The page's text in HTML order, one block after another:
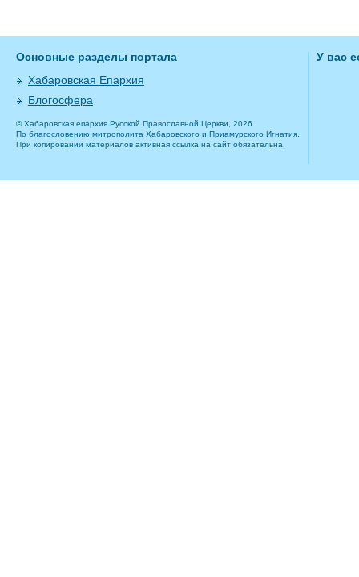
Основные разделы портала
Хабаровская Епархия
Блогосфера
© Хабаровская епархия Русской Православной Церкви, 2026
По благословению митрополита Хабаровского и Приамурского Игнатия.
При копировании материалов активная ссылка на сайт обязательна.
У вас